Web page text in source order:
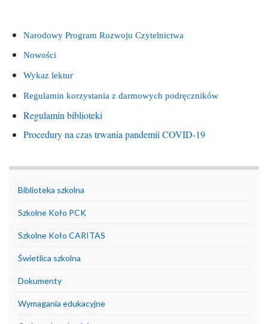
Narodowy Program Rozwoju Czytelnictwa
Nowości
Wykaz lektur
Regulamin korzystania z darmowych podręczników
Regulamin biblioteki
Procedury na czas trwania pandemii COVID-19
Biblioteka szkolna
Szkolne Koło PCK
Szkolne Koło CARITAS
Świetlica szkolna
Dokumenty
Wymagania edukacyjne